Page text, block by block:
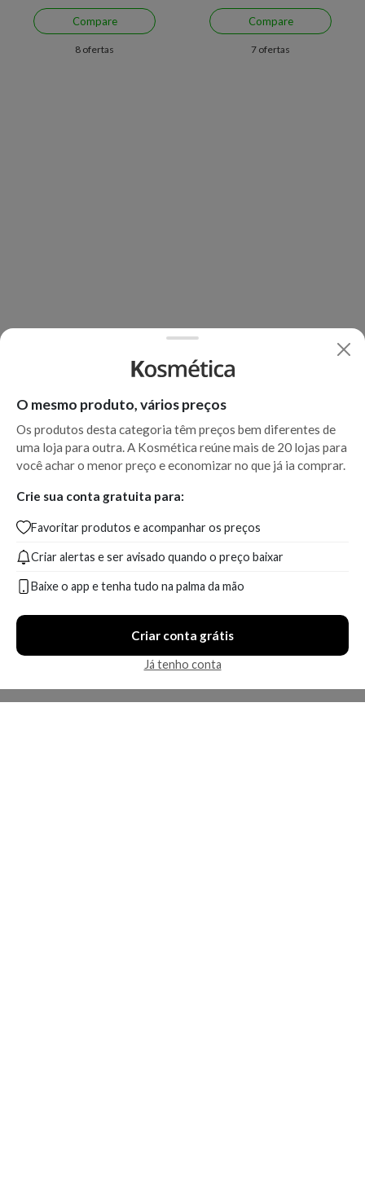
Compare
8 ofertas
Compare
7 ofertas
O mesmo produto, vários preços
Os produtos desta categoria têm preços bem diferentes de
uma loja para outra. A Kosmética reúne mais de 20 lojas para
você achar o menor preço e economizar no que já ia comprar.
Crie sua conta gratuita para:
Favoritar produtos e acompanhar os preços
Criar alertas e ser avisado quando o preço baixar
Baixe o app e tenha tudo na palma da mão
Criar conta grátis
Já tenho conta